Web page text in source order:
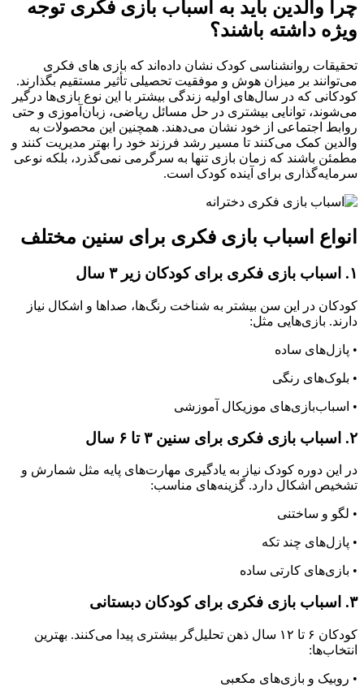
چرا والدین باید به اسباب بازی فکری توجه
ویژه داشته باشند؟
تحقیقات روانشناسی کودک نشان داده‌اند که بازی ‌های فکری
می‌توانند بر میزان هوش و موفقیت تحصیلی تأثیر مستقیم بگذارند.
کودکانی که در سال‌های اولیه زندگی بیشتر با این نوع بازی‌ها درگیر
می‌شوند، توانایی بیشتری در حل مسائل ریاضی، زبان‌آموزی و حتی
روابط اجتماعی از خود نشان می‌دهند. همچنین این محصولات به
والدین کمک می‌کنند تا مسیر رشد فرزند خود را بهتر مدیریت کنند و
مطمئن باشند که زمان بازی تنها به سرگرمی نمی‌گذرد، بلکه نوعی
سرمایه‌گذاری برای آینده کودک است.
انواع اسباب بازی فکری برای سنین مختلف
۱. اسباب بازی فکری برای کودکان زیر ۳ سال
کودکان در این سن بیشتر به شناخت رنگ‌ها، صداها و اشکال نیاز
دارند. بازی‌هایی مثل:
• پازل‌های ساده
• بلوک‌های رنگی
• اسباب‌بازی‌های موزیکال آموزشی
۲. اسباب بازی فکری برای سنین ۳ تا ۶ سال
در این دوره کودک نیاز به یادگیری مهارت‌های پایه مثل شمارش و
تشخیص اشکال دارد. گزینه‌های مناسب:
• لگو و ساختنی
• پازل‌های چند تکه
• بازی‌های کارتی ساده
۳. اسباب بازی فکری برای کودکان دبستانی
کودکان ۶ تا ۱۲ سال ذهن تحلیل‌گر بیشتری پیدا می‌کنند. بهترین
انتخاب‌ها:
• روبیک و بازی‌های مکعبی